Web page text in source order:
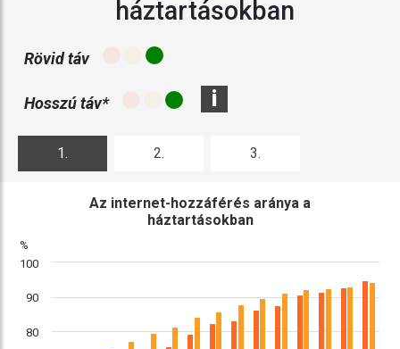
háztartásokban
Rövid táv
Hosszú táv* i
1. 2. 3.
%
Az internet-hozzáférés aránya a
háztartásokban
80
90
100